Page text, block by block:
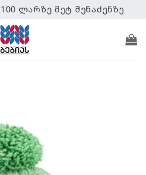
ᲚᲐᲠᲖᲔ ᲛᲔᲢ ᲨᲔᲜᲐᲫᲔᲜᲖᲔ